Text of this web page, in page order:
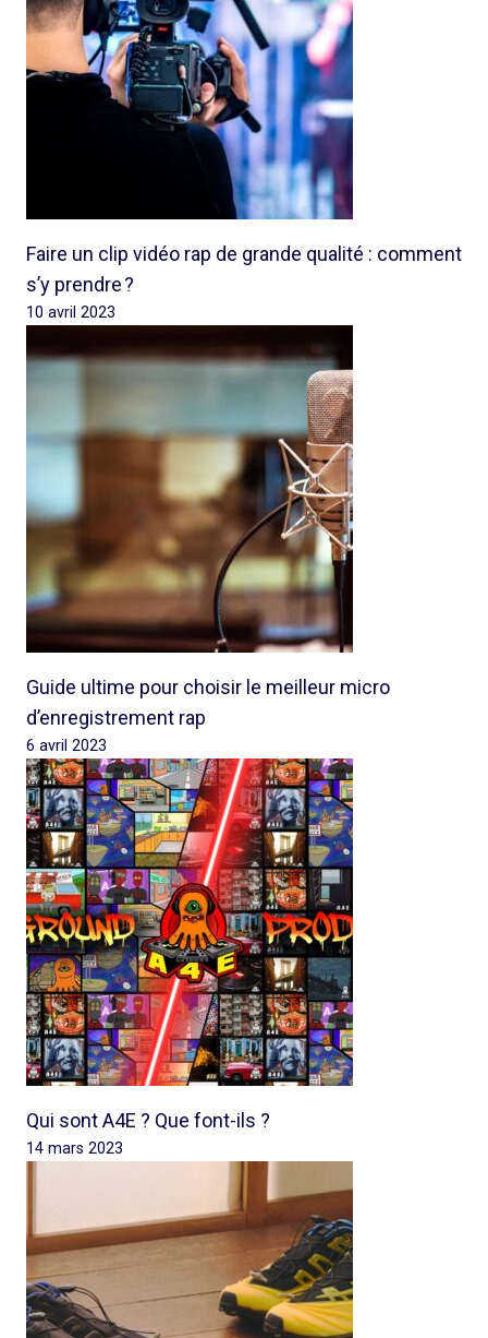
Faire un clip vidéo rap de grande qualité : comment
s’y prendre ?
10 avril 2023
Guide ultime pour choisir le meilleur micro
d’enregistrement rap
6 avril 2023
Qui sont A4E ? Que font-ils ?
14 mars 2023